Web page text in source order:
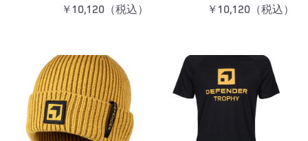
￥10,120（税込） ￥10,120（税込）